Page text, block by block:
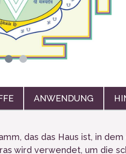
ANWENDUNG
das das Haus ist, in
wird verwendet, um die